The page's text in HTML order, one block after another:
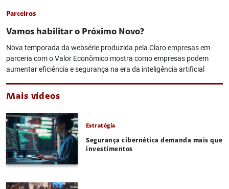
Parceiros
Vamos habilitar o Próximo Novo?
Nova temporada da websérie produzida pela Claro empresas em
parceria com o Valor Econômico mostra como empresas podem
aumentar eficiência e segurança na era da inteligência artificial
Mais vídeos
Estratégia
Segurança cibernética demanda mais que
investimentos